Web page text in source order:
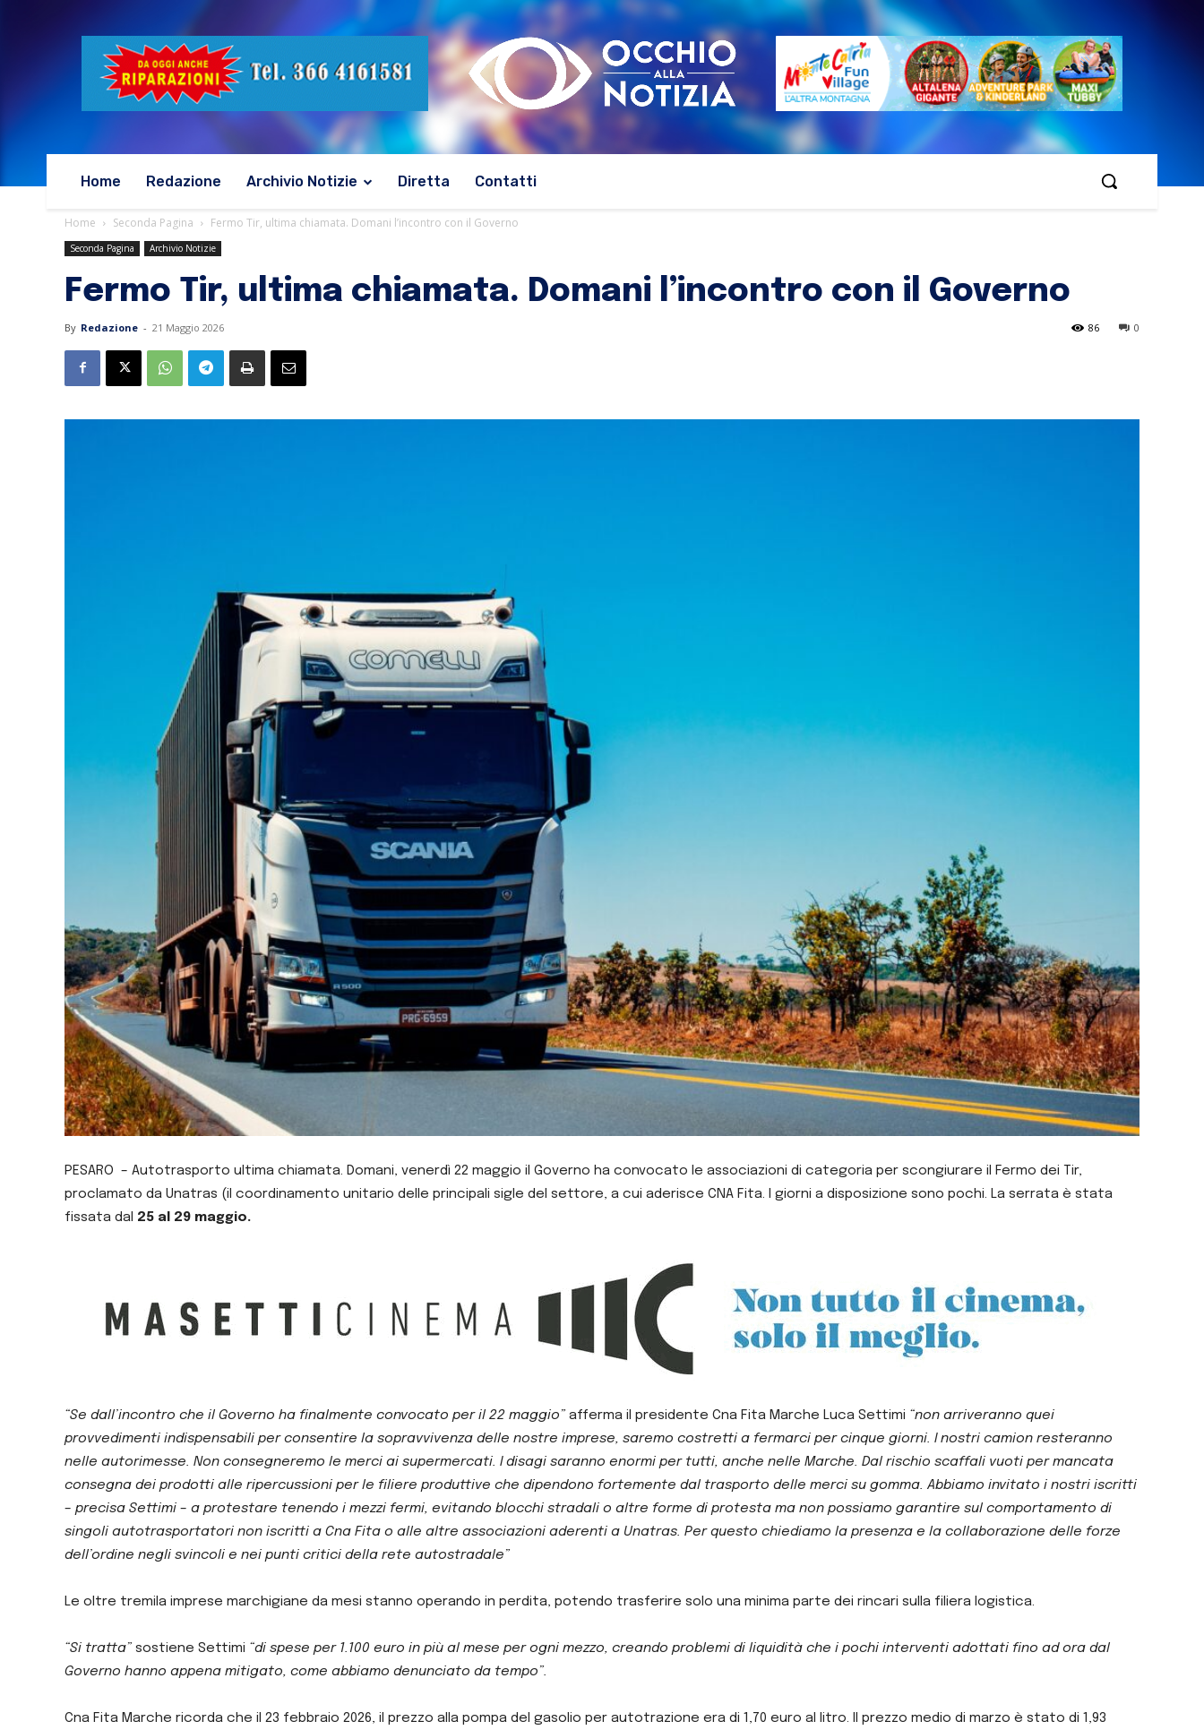
Home Redazione Archivio Notizie Diretta Contatti
Home Seconda Pagina Fermo Tir, ultima chiamata. Domani l’incontro con il Governo
Seconda Pagina Archivio Notizie
Fermo Tir, ultima chiamata. Domani l’incontro con il Governo
By Redazione - 21 Maggio 2026 0
86
PESARO – Autotrasporto ultima chiamata. Domani, venerdì 22 maggio il Governo ha convocato le associazioni di categoria per scongiurare il Fermo dei Tir,
proclamato da Unatras (il coordinamento unitario delle principali sigle del settore, a cui aderisce CNA Fita. I giorni a disposizione sono pochi. La serrata è stata
fissata dal 25 al 29 maggio.
“Se dall’incontro che il Governo ha finalmente convocato per il 22 maggio” afferma il presidente Cna Fita Marche Luca Settimi “non arriveranno quei
provvedimenti indispensabili per consentire la sopravvivenza delle nostre imprese, saremo costretti a fermarci per cinque giorni. I nostri camion resteranno
nelle autorimesse. Non consegneremo le merci ai supermercati. I disagi saranno enormi per tutti, anche nelle Marche. Dal rischio scaffali vuoti per mancata
consegna dei prodotti alle ripercussioni per le filiere produttive che dipendono fortemente dal trasporto delle merci su gomma. Abbiamo invitato i nostri iscritti
– precisa Settimi – a protestare tenendo i mezzi fermi, evitando blocchi stradali o altre forme di protesta ma non possiamo garantire sul comportamento di
singoli autotrasportatori non iscritti a Cna Fita o alle altre associazioni aderenti a Unatras. Per questo chiediamo la presenza e la collaborazione delle forze
dell’ordine negli svincoli e nei punti critici della rete autostradale”
Le oltre tremila imprese marchigiane da mesi stanno operando in perdita, potendo trasferire solo una minima parte dei rincari sulla filiera logistica.
“Si tratta” sostiene Settimi “di spese per 1.100 euro in più al mese per ogni mezzo, creando problemi di liquidità che i pochi interventi adottati fino ad ora dal
Governo hanno appena mitigato, come abbiamo denunciato da tempo”.
Cna Fita Marche ricorda che il 23 febbraio 2026, il prezzo alla pompa del gasolio per autotrazione era di 1,70 euro al litro. Il prezzo medio di marzo è stato di 1,93